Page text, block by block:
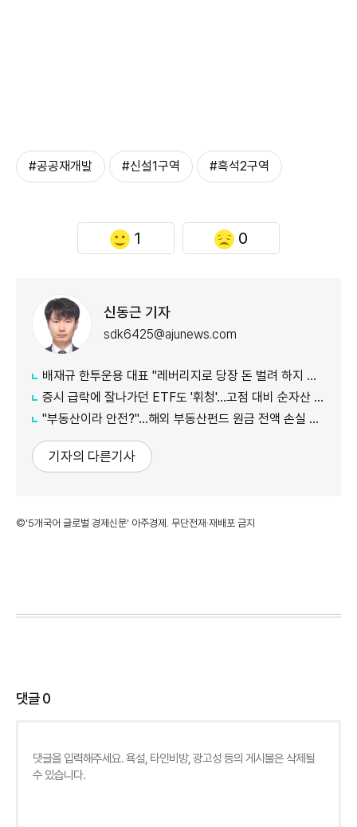
#공공재개발 #신설1구역 #흑석2구역
1 0
신동근 기자
sdk6425@ajunews.com
배재규 한투운용 대표 "레버리지로 당장 돈 벌려 하지 마라…투자는 '방향과 시간'"
증시 급락에 잘나가던 ETF도 '휘청'…고점 대비 순자산 100조원 증발
"부동산이라 안전?"…해외 부동산펀드 원금 전액 손실 주의보
기자의 다른기사
©'5개국어 글로벌 경제신문' 아주경제. 무단전재·재배포 금지
댓글0